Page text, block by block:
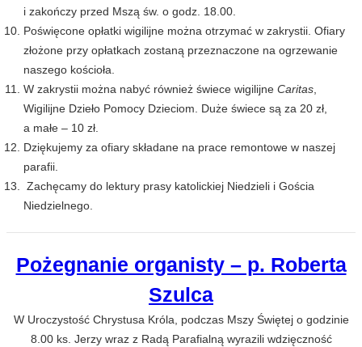
i zakończy przed Mszą św. o godz. 18.00.
Poświęcone opłatki wigilijne można otrzymać w zakrystii. Ofiary
złożone przy opłatkach zostaną przeznaczone na ogrzewanie
naszego kościoła.
W zakrystii można nabyć również świece wigilijneCaritas
Wigilijne Dzieło Pomocy Dzieciom. Duże świece są za 20 zł,
a małe – 10 zł.
Dziękujemy za ofiary składane na prace remontowe w naszej
parafii.
Zachęcamy do lektury prasy katolickiej Niedzieli i Gościa
Niedzielnego.
Pożegnanie organisty – p. Roberta
Szulca
W Uroczystość Chrystusa Króla, podczas Mszy Świętej o godzinie
8.00 ks. Jerzy wraz z Radą Parafialną wyrazili wdzięczność